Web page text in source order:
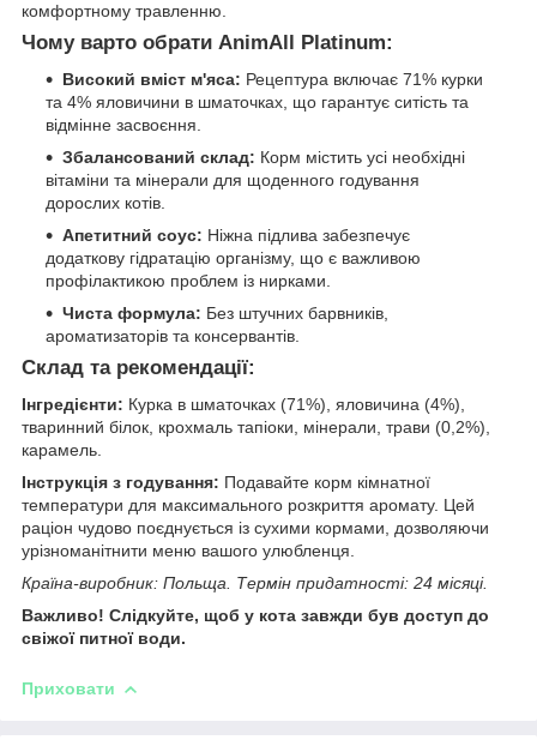
комфортному травленню.
Чому варто обрати AnimAll Platinum:
Високий вміст м'яса: Рецептура включає 71% курки
та 4% яловичини в шматочках, що гарантує ситість та
відмінне засвоєння.
Збалансований склад: Корм містить усі необхідні
вітаміни та мінерали для щоденного годування
дорослих котів.
Апетитний соус: Ніжна підлива забезпечує
додаткову гідратацію організму, що є важливою
профілактикою проблем із нирками.
Чиста формула: Без штучних барвників,
ароматизаторів та консервантів.
Склад та рекомендації:
Інгредієнти: Курка в шматочках (71%), яловичина (4%),
тваринний білок, крохмаль тапіоки, мінерали, трави (0,2%),
карамель.
Інструкція з годування: Подавайте корм кімнатної
температури для максимального розкриття аромату. Цей
раціон чудово поєднується із сухими кормами, дозволяючи
урізноманітнити меню вашого улюбленця.
Країна-виробник: Польща. Термін придатності: 24 місяці.
Важливо! Слідкуйте, щоб у кота завжди був доступ до
свіжої питної води.
Приховати